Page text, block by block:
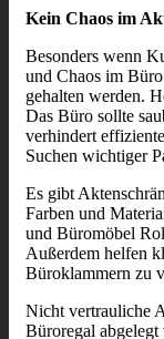
Kein Chaos im
Besonders wenn
und Chaos im
gehalten werden.
Das Büro sollte
verhindert
Suchen wichtiger
Es gibt
Farben und
und Büromöbel
Außerdem helfen
Büroklammern zu
Nicht vertrauliche
Büroregal